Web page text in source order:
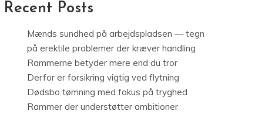
Recent Posts
Mænds sundhed på arbejdspladsen — tegn
på erektile problemer der kræver handling
Rammerne betyder mere end du tror
Derfor er forsikring vigtig ved flytning
Dødsbo tømning med fokus på tryghed
Rammer der understøtter ambitioner